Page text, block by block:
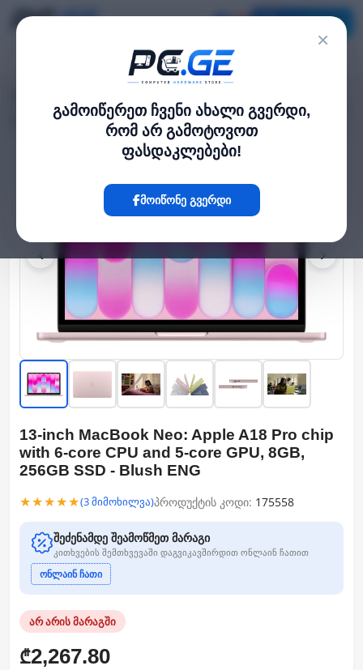
×
გამოიწერეთ ჩვენი ახალი გვერდი,
რომ არ გამოტოვოთ
ფასდაკლებები!
მოიწონე გვერდი
13-inch MacBook Neo: Apple A18 Pro chip with 6‑core CPU and 5‑core GPU,
8GB, 256GB SSD - Blush ENG
‹ ›
13-inch MacBook Neo: Apple A18 Pro chip
with 6‑core CPU and 5‑core GPU, 8GB,
256GB SSD - Blush ENG
★★★★★(3 მიმოხილვა)პროდუქტის კოდი: 175558
შეძენამდე შეამოწმეთ მარაგი
კითხვების შემთხვევაში დაგვიკავშირდით ონლაინ ჩათით
ონლაინ ჩათი
არ არის მარაგში
₾2,267.80